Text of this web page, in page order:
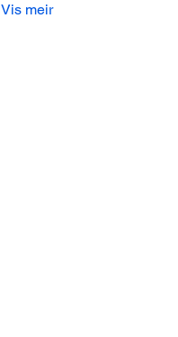
Vis meir